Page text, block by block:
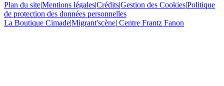
Plan du site|Mentions légales|Crédits|Gestion des Cookies|Politique
de protection des données personnelles
La Boutique Cimade|Migrant'scène| Centre Frantz Fanon